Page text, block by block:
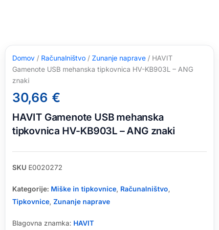
Domov / Računalništvo / Zunanje naprave / HAVIT
Gamenote USB mehanska tipkovnica HV-KB903L – ANG
znaki
30,66 €
HAVIT Gamenote USB mehanska
tipkovnica HV-KB903L – ANG znaki
SKU E0020272
Kategorije: Miške in tipkovnice, Računalništvo,
Tipkovnice, Zunanje naprave
Blagovna znamka: HAVIT